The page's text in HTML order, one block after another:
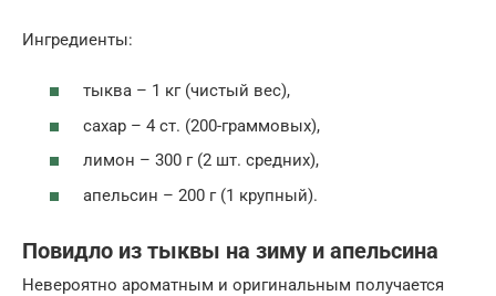
Ингредиенты:
тыква – 1 кг (чистый вес),
сахар – 4 ст. (200-граммовых),
лимон – 300 г (2 шт. средних),
апельсин – 200 г (1 крупный).
Повидло из тыквы на зиму и апельсина
Невероятно ароматным и оригинальным получается